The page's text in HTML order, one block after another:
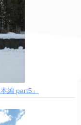
編 part5』